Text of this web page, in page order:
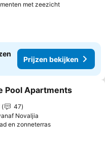
met zeezicht
Prijzen bekijken
aan favorieten
Pool Apartments
47
Novaljia
en zonneterras